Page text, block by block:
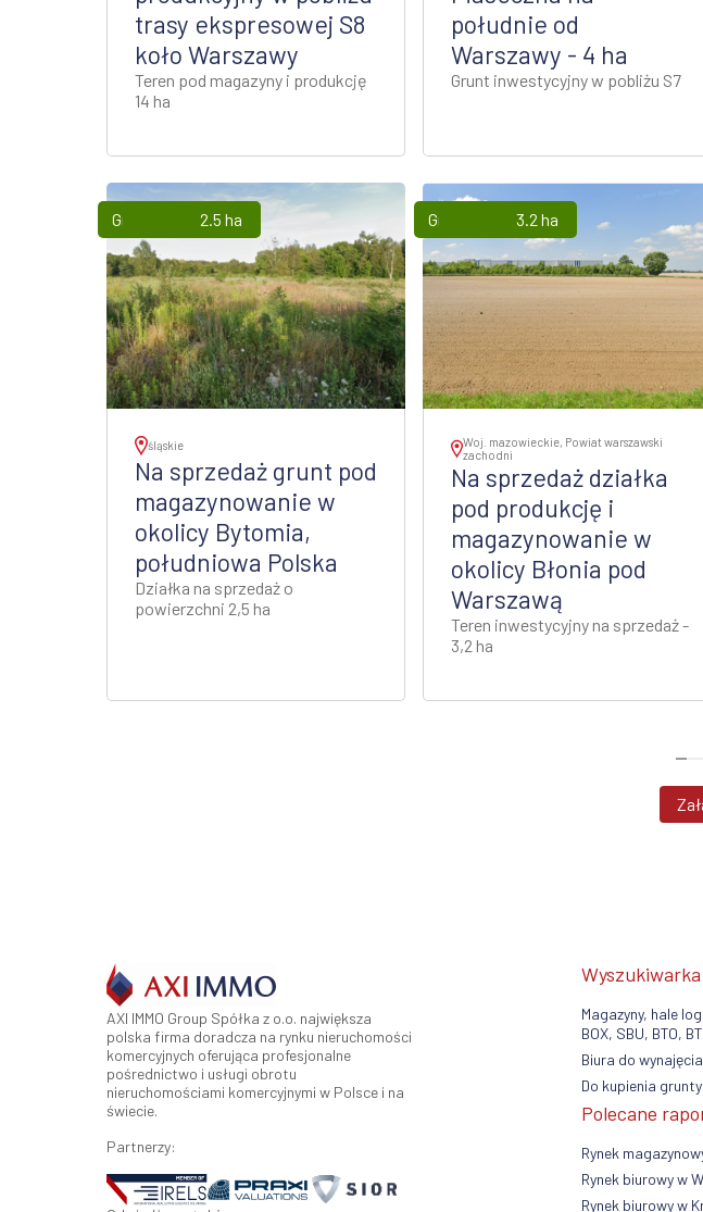
trasy ekspresowej S8
koło Warszawy
Teren pod magazyny i produkcję
14 ha
południe od
Warszawy - 4 ha
Grunt inwestycyjny w pobliżu S7
Grunty 2.5 ha
śląskie
Na sprzedaż grunt pod
magazynowanie w
okolicy Bytomia,
południowa Polska
Działka na sprzedaż o
powierzchni 2,5 ha
Grunty 3.2 ha
Woj. mazowieckie, Powiat warszawski
zachodni
Na sprzedaż działka
pod produkcję i
magazynowanie w
okolicy Błonia pod
Warszawą
Teren inwestycyjny na sprzedaż -
3,2 ha
AXI IMMO Group Spółka z o.o. największa
polska firma doradcza na rynku nieruchomości
komercyjnych oferująca profesjonalne
pośrednictwo i usługi obrotu
nieruchomościami komercyjnymi w Polsce i na
świecie.
Partnerzy:
Magazyny, hale
BOX, SBU, BTO,
Biura do wynajęcia
Do kupienia
Polecane
Rynek
Rynek biurowy w
Rynek biurowy w